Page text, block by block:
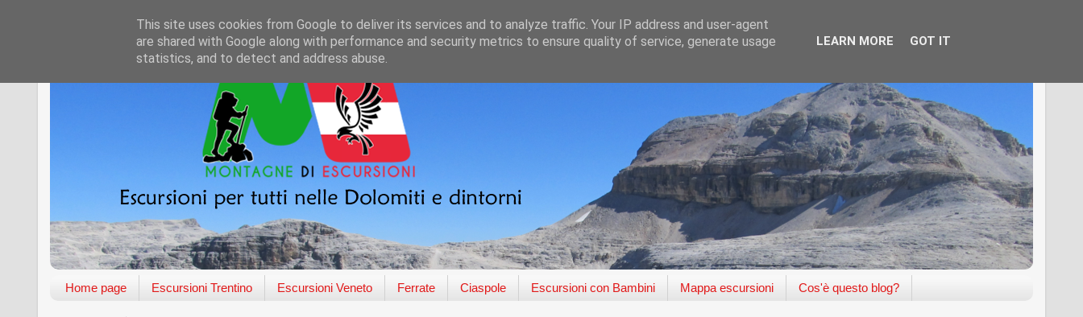
Home page Escursioni Trentino Escursioni Veneto Ferrate Ciaspole Escursioni con Bambini Mappa escursioni Cos'è questo blog?
This site uses cookies from Google to deliver its services and to analyze traffic. Your IP address and user-agent
are shared with Google along with performance and security metrics to ensure quality of service, generate usage
statistics, and to detect and address abuse.
LEARN MORE GOT IT